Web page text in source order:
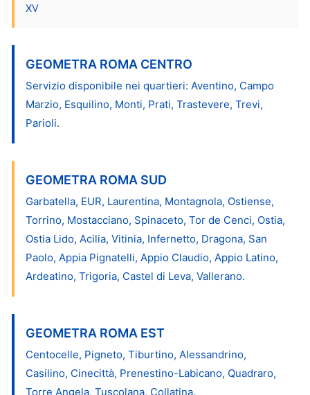
XV
GEOMETRA ROMA CENTRO
Servizio disponibile nei quartieri: Aventino, Campo
Marzio, Esquilino, Monti, Prati, Trastevere, Trevi,
Parioli.
GEOMETRA ROMA SUD
Garbatella, EUR, Laurentina, Montagnola, Ostiense,
Torrino, Mostacciano, Spinaceto, Tor de Cenci, Ostia,
Ostia Lido, Acilia, Vitinia, Infernetto, Dragona, San
Paolo, Appia Pignatelli, Appio Claudio, Appio Latino,
Ardeatino, Trigoria, Castel di Leva, Vallerano.
GEOMETRA ROMA EST
Centocelle, Pigneto, Tiburtino, Alessandrino,
Casilino, Cinecittà, Prenestino-Labicano, Quadraro,
Torre Angela, Tuscolana, Collatina.